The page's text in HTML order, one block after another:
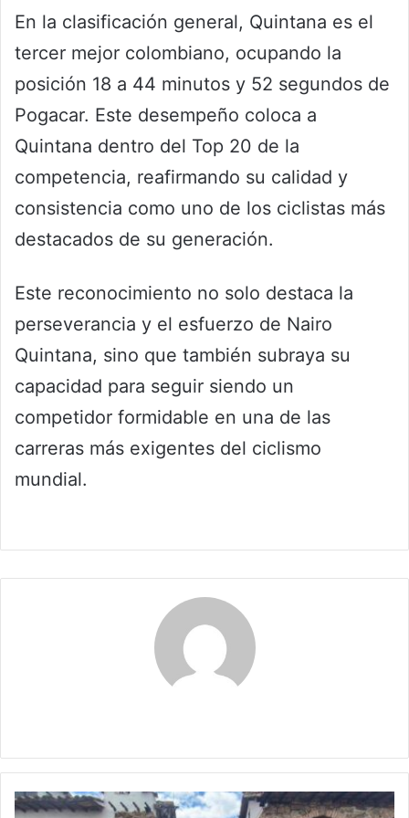
En la clasificación general, Quintana es el
tercer mejor colombiano, ocupando la
posición 18 a 44 minutos y 52 segundos de
Pogacar. Este desempeño coloca a
Quintana dentro del Top 20 de la
competencia, reafirmando su calidad y
consistencia como uno de los ciclistas más
destacados de su generación.
Este reconocimiento no solo destaca la
perseverancia y el esfuerzo de Nairo
Quintana, sino que también subraya su
capacidad para seguir siendo un
competidor formidable en una de las
carreras más exigentes del ciclismo
mundial.
Boyacá